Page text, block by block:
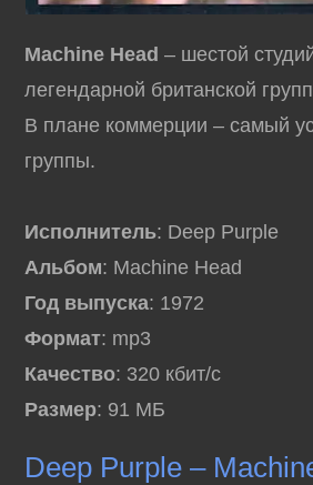
Machine Head – шестой
легендарной британской
В плане коммерции – самый
группы.
Исполнитель: Deep Purple
Альбом: Machine Head
Год выпуска: 1972
Формат: mp3
Качество: 320 кбит/с
Размер: 91 МБ
Deep Purple –